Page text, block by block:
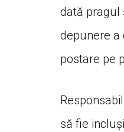
dată pragul
depunere a
postare pe
să fie